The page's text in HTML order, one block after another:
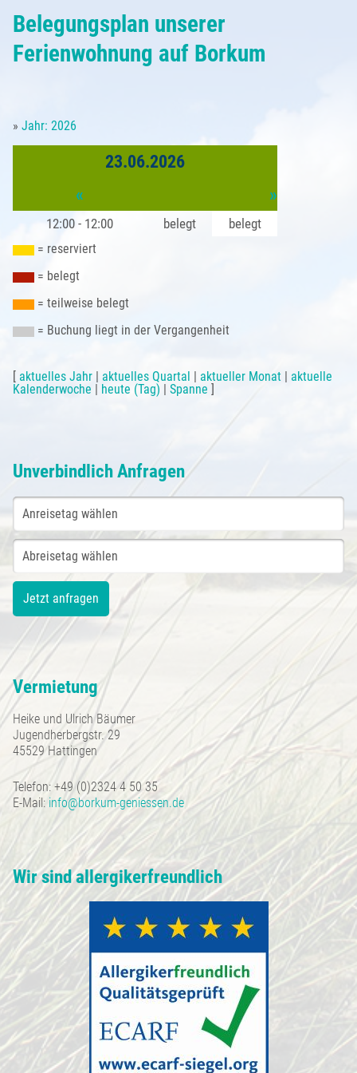
Saison & Preise
Anreise
Unsere Borkum-Tipps
Borkum Wetter
Borkum - Ortsansichten
Türme und Seezeichen
Alte Inselansichten
Anfrageformular
Kleingedrucktes
Impressum
Datenschutzerklärung
Partner
Belegungsplan unserer
Ferienwohnung auf Borkum
»Jahr: 2026
23.06.2026
«
»
12:00 - 12:00 belegt belegt
= reserviert
= belegt
= teilweise belegt
= Buchung liegt in der Vergangenheit
aktuelles Jahr aktuelles Quartal aktueller Monat
aktuelle
Kalenderwoche
heute (Tag) |Spanne ]
Unverbindlich Anfragen
Vermietung
Heike und Ulrich Bäumer
Jugendherbergstr. 29
45529 Hattingen
Telefon: +49 (0)2324 4 50 35
E-Mail: info@borkum-geniessen.de
Wir sind allergikerfreundlich